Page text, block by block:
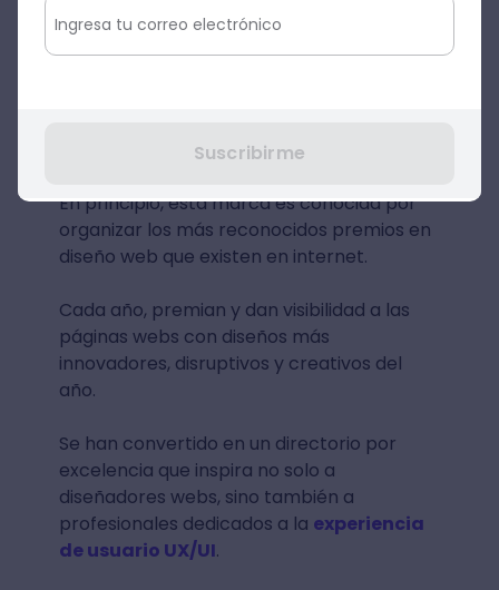
5. Awwwards: el mejor blog
es el de la plataforma Awwwards.
En principio, esta marca es conocida por
organizar los más reconocidos premios en
diseño web que existen en internet.
Cada año, premian y dan visibilidad a las
páginas webs con diseños más
innovadores, disruptivos y creativos del
año.
Se han convertido en un directorio por
excelencia que inspira no solo a
diseñadores webs, sino también a
profesionales dedicados a la experiencia
de usuario UX/UI.
Suscribirme